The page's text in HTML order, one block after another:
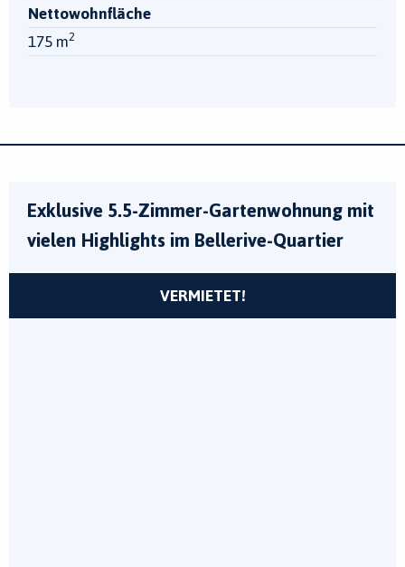
Nettowohnfläche
175 m2
Exklusive 5.5-Zimmer-Gartenwohnung mit
vielen Highlights im Bellerive-Quartier
VERMIETET!